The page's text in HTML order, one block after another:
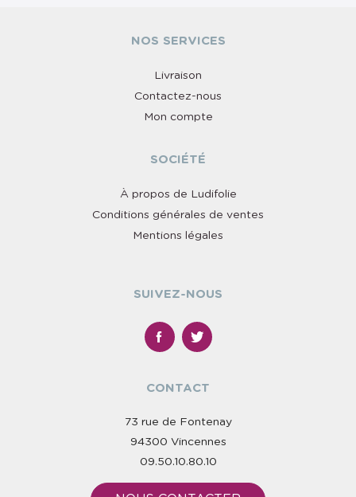
NOS SERVICES
Livraison
Contactez-nous
Mon compte
SOCIÉTÉ
À propos de Ludifolie
Conditions générales de ventes
Mentions légales
SUIVEZ-NOUS
CONTACT
73 rue de Fontenay
94300 Vincennes
09.50.10.80.10